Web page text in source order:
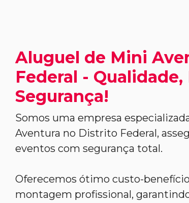
Aluguel de Mini
Federal -
Segurança!
Somos uma empresa
Aventura no Distrito Federal,
eventos com segurança total.
Oferecemos ótimo custo-
montagem profissional,